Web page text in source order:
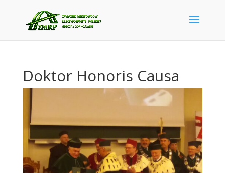
Doktor Honoris Causa